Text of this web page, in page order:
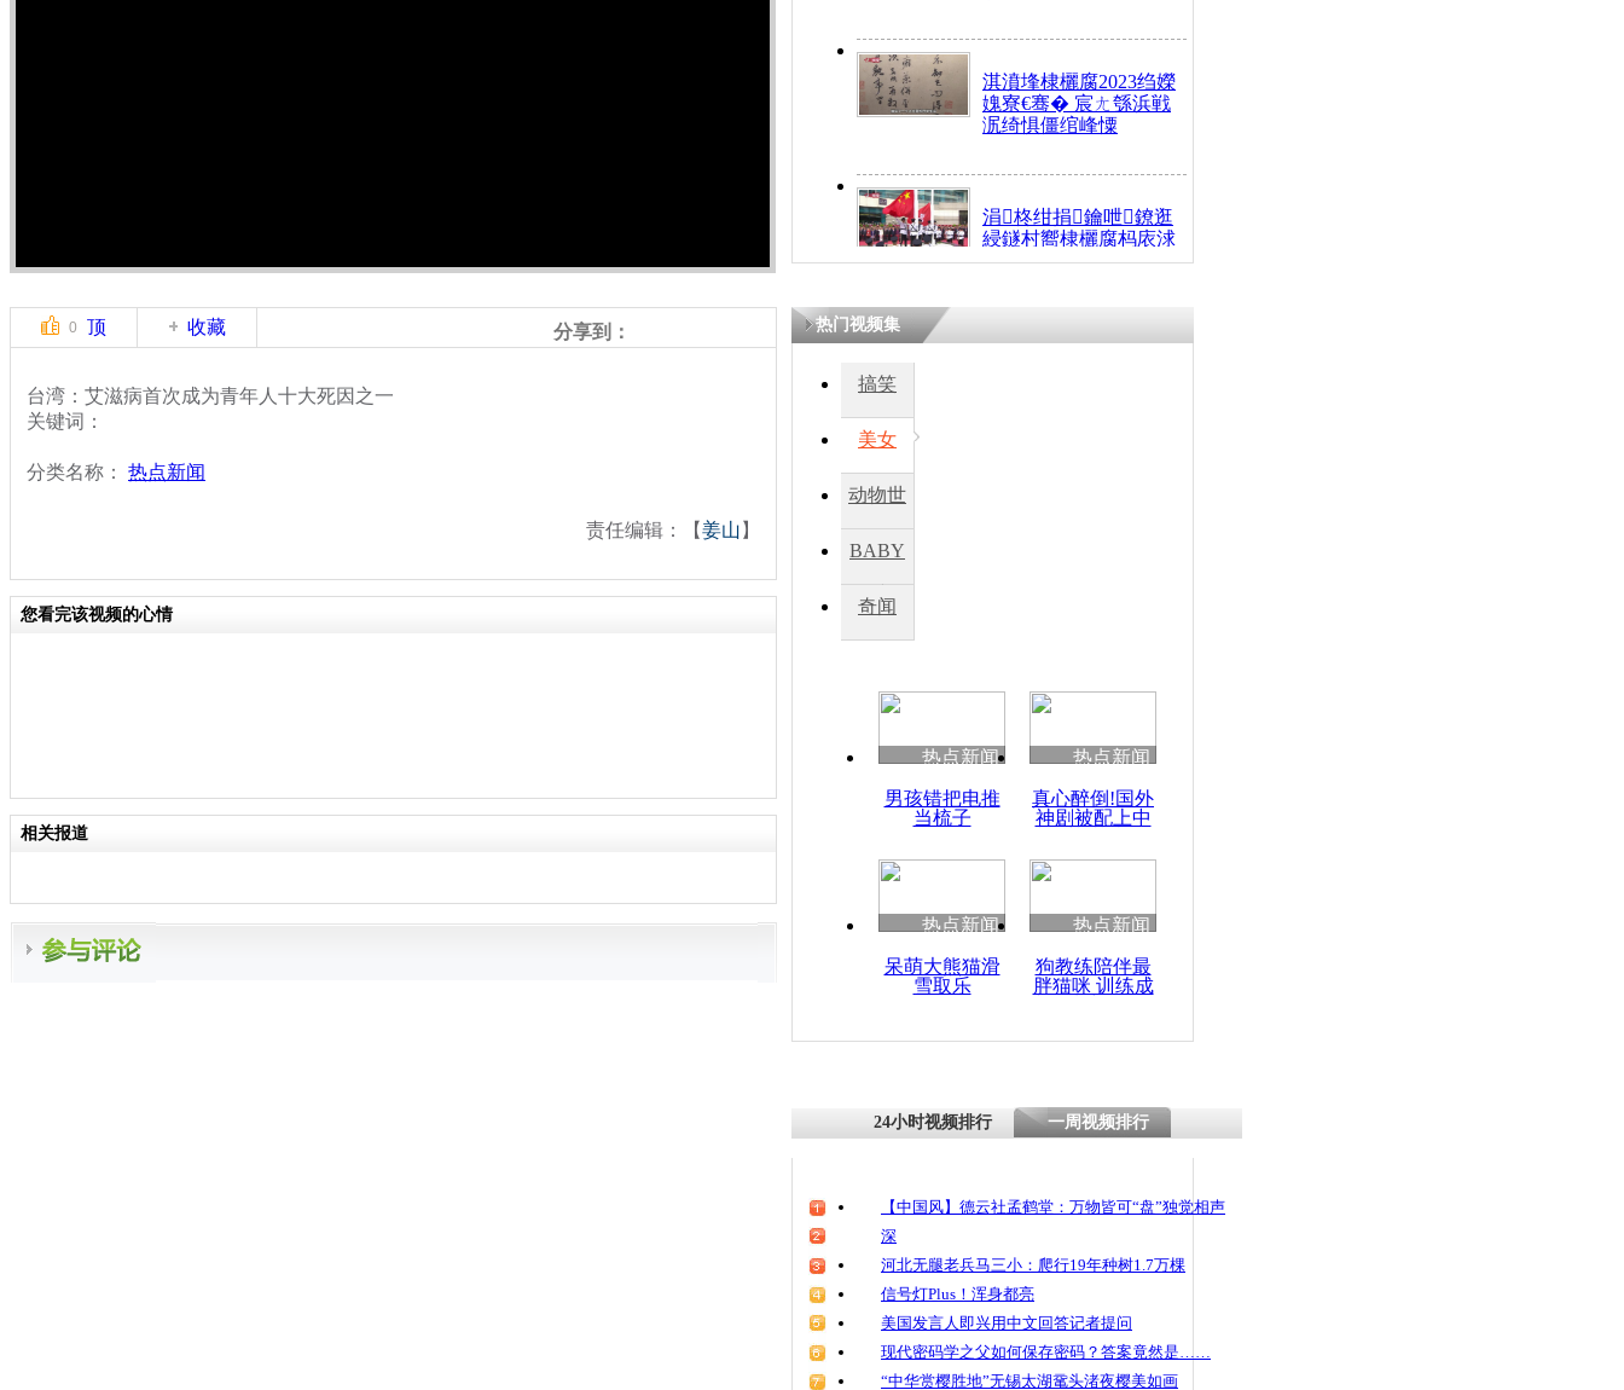
淇濆埄棣欐腐2023绉嬫
媿寮€骞� 宸ㄤ綔浜戦
泦绮惧僵绾峰憟
涓柊绀捐鑰呭鐐逛
綅鐩村嚮棣欐腐杩庡浗
搴�24灏忔椂
0 顶 收藏 分享到：
台湾：艾滋病首次成为青年人十大死因之一
关键词：
分类名称： 热点新闻
责任编辑：【姜山 】
您看完该视频的心情
相关报道
热门视频集
搞笑
美女
动物世
BABY
秀
奇闻
热点新闻
男孩错把电推
当梳子
热点新闻
真心醉倒!国外
神剧被配上中
热点新闻
呆萌大熊猫滑
雪取乐
热点新闻
狗教练陪伴最
胖猫咪 训练成
24小时视频排行 一周视频排行
【中国风】德云社孟鹤堂：万物皆可“盘”独觉相声
深
河北无腿老兵马三小：爬行19年种树1.7万棵
信号灯Plus！浑身都亮
美国发言人即兴用中文回答记者提问
现代密码学之父如何保存密码？答案竟然是……
“中华赏樱胜地”无锡太湖鼋头渚夜樱美如画